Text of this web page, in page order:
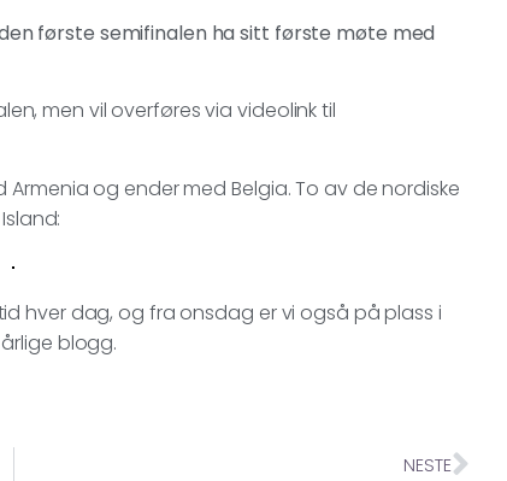
første semifinalen ha sitt første møte med
men vil overføres via videolink til
og ender med Belgia. To av de nordiske
hver dag, og fra onsdag er vi også på plass i
blogg.
NESTE